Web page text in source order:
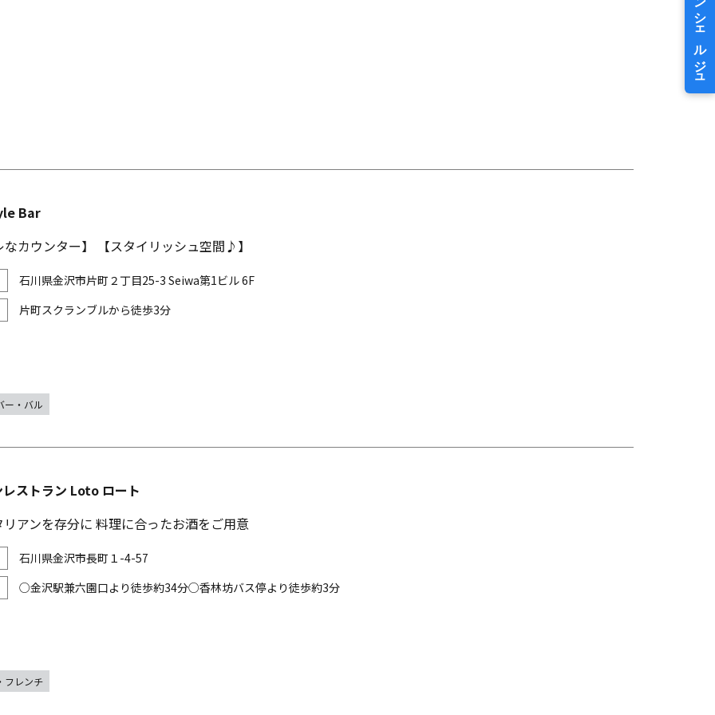
Bar
カウンター】 【スタイリッシュ空間♪】
石川県金沢市片町２丁目25-3 Seiwa第1ビル 6F
片町スクランブルから徒歩3分
ー・バル
レストラン Loto ロート
アンを存分に 料理に合ったお酒をご用意
石川県金沢市長町１-4-57
○金沢駅兼六園口より徒歩約34分○香林坊バス停より徒歩約3分
フレンチ